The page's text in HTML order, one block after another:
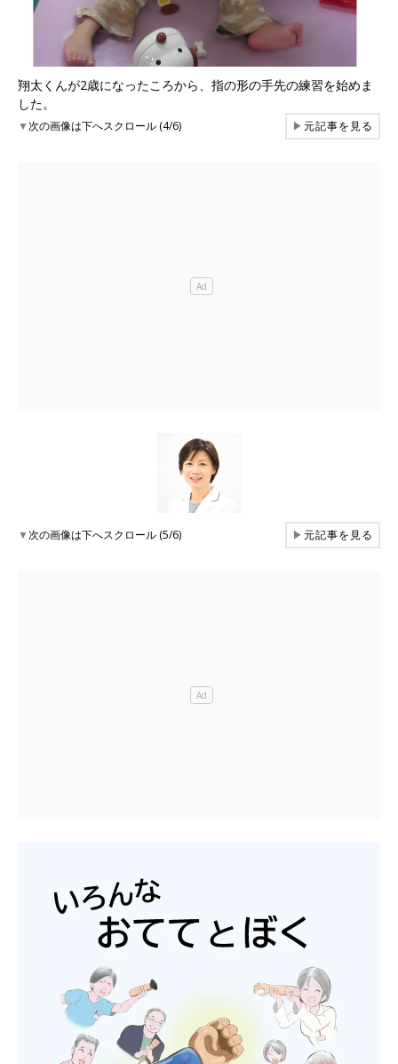
翔太くんが2歳になったころから、指の形の手先の練習を始めま
した。
▼次の画像は下へスクロール (4/6) ▶元記事を見る
▼次の画像は下へスクロール (5/6) ▶元記事を見る